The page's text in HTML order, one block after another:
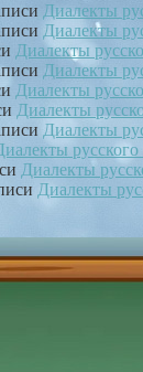
Диалекты
Диалекты
Диалекты
Диалекты
Диалекты
Диалекты
Диалекты
Диалекты
Диалекты